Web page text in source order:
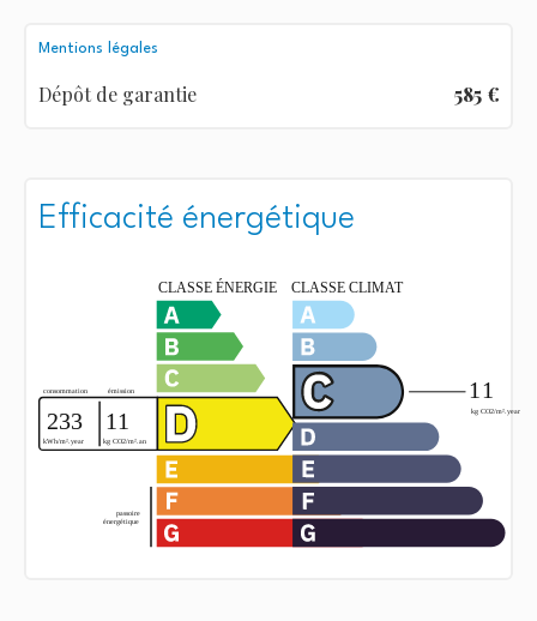
Mentions légales
Dépôt de garantie 585 €
Efficacité énergétique